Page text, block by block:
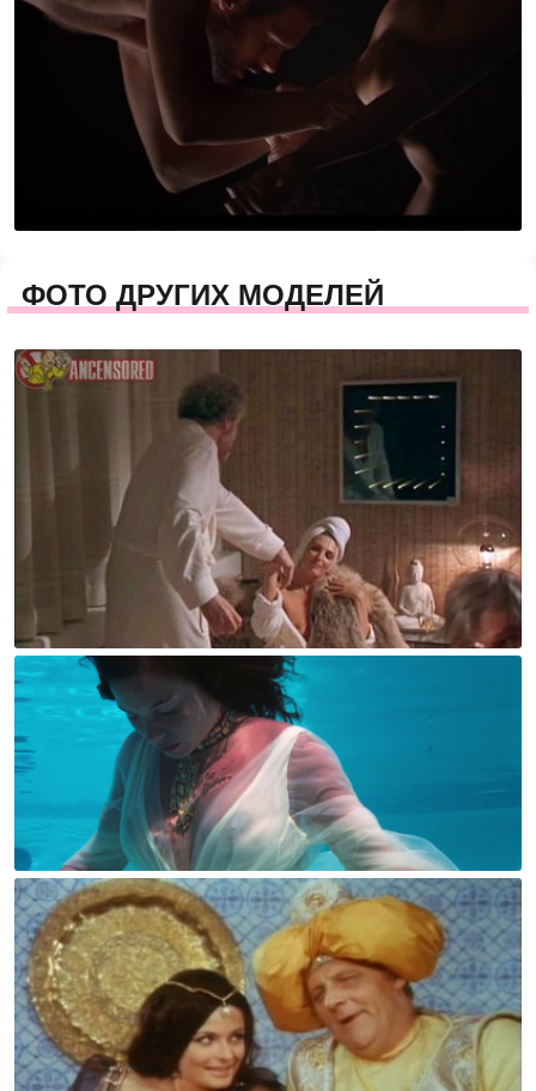
ФОТО ДРУГИХ МОДЕЛЕЙ